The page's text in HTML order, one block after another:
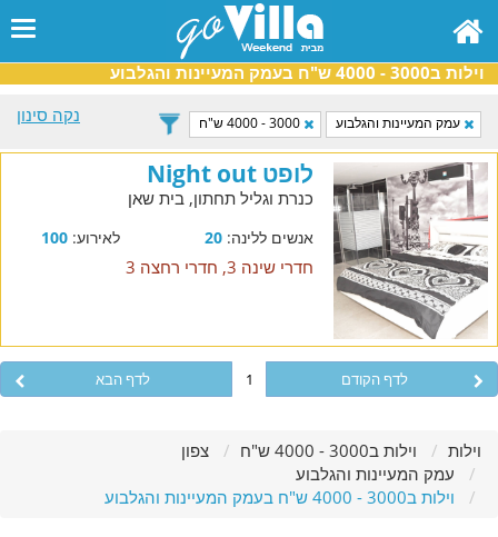
וילות ב3000 - 4000 ש"ח בעמק המעיינות והגלבוע
נקה סינון
עמק המעיינות והגלבוע 3000 - 4000 ש"ח
לופט Night out
כנרת וגליל תחתון, בית שאן
אנשים ללינה:20 לאירוע:100
חדרי שינה 3, חדרי רחצה 3
לדף הקודם 1 לדף הבא
וילות וילות ב3000 - 4000 ש"ח
צפון
עמק המעיינות והגלבוע
וילות ב3000 - 4000 ש"ח בעמק המעיינות והגלבוע